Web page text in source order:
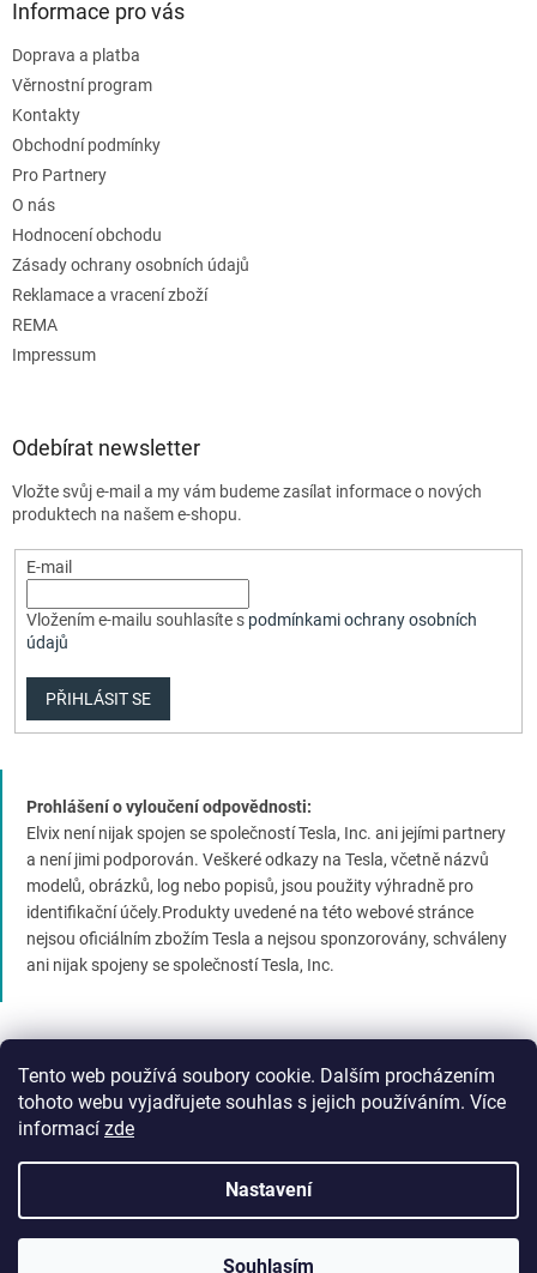
Tento web používá soubory cookie. Dalším procházením
tohoto webu vyjadřujete souhlas s jejich používáním. Více
informací zde
Nastavení
Souhlasím
Informace pro vás
Doprava a platba
Věrnostní program
Kontakty
Obchodní podmínky
Pro Partnery
O nás
Hodnocení obchodu
Zásady ochrany osobních údajů
Reklamace a vracení zboží
REMA
Impressum
Odebírat newsletter
Vložte svůj e-mail a my vám budeme zasílat informace o nových
produktech na našem e-shopu.
E-mail
Vložením e-mailu souhlasíte s podmínkami ochrany osobních
údajů
PŘIHLÁSIT SE
Prohlášení o vyloučení odpovědnosti:
Elvix není nijak spojen se společností Tesla, Inc. ani jejími partnery
a není jimi podporován. Veškeré odkazy na Tesla, včetně názvů
modelů, obrázků, log nebo popisů, jsou použity výhradně pro
identifikační účely.Produkty uvedené na této webové stránce
nejsou oficiálním zbožím Tesla a nejsou sponzorovány, schváleny
ani nijak spojeny se společností Tesla, Inc.
nastavení cookies